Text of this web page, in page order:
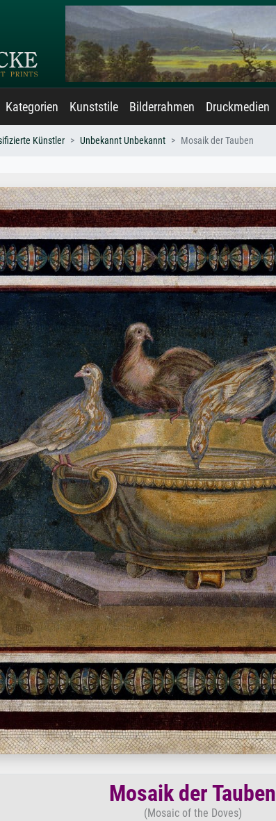
Kategorien Kunststile Bilderrahmen Druckmedien
Künstler Unbekannt Unbekannt Mosaik der Tauben
Mosaik der Tauben
(Mosaic of the Doves)